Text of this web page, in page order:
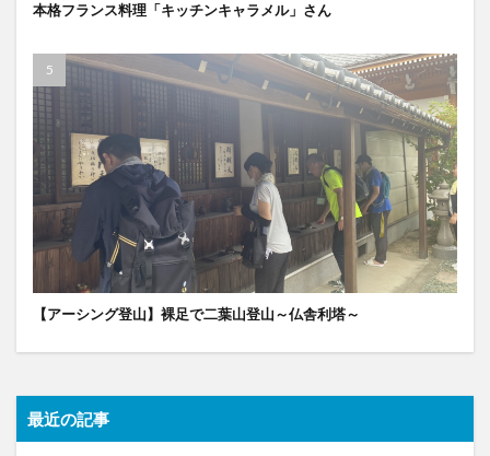
本格フランス料理「キッチンキャラメル」さん
【アーシング登山】裸足で二葉山登山～仏舎利塔～
最近の記事